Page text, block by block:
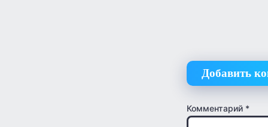
Добавить
Комментарий *